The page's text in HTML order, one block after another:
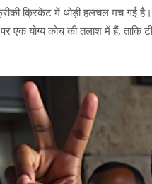
क्रिकेट में थोड़ी हलचल मच गई
एक योग्य कोच की तलाश में हैं,